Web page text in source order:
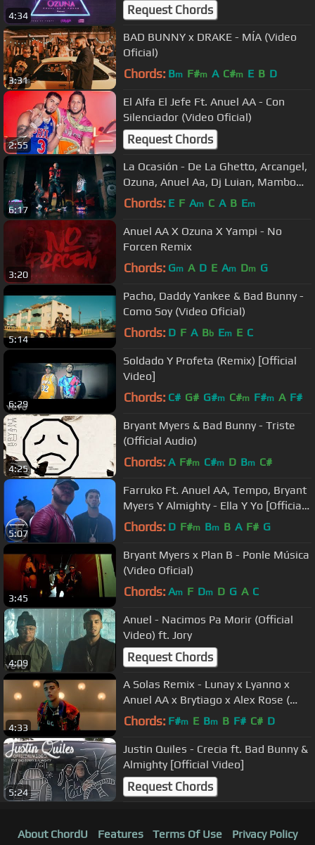
4:34 Request Chords
3:31
BAD BUNNY x DRAKE - MÍA (Video
Oficial)
Chords: Bm F#m A C#m E B D
2:55
El Alfa El Jefe Ft. Anuel AA - Con
Silenciador (Video Oficial)
Request Chords
6:17
La Ocasión - De La Ghetto, Arcangel,
Ozuna, Anuel Aa, Dj Luian, Mambo
Kingz [Video Oficial]
Chords: E F Am C A B Em
3:20
Anuel AA X Ozuna X Yampi - No
Forcen Remix
Chords: Gm A D E Am Dm G
5:14
Pacho, Daddy Yankee & Bad Bunny -
Como Soy (Video Oficial)
Chords: D F A Bb Em E C
6:29
Soldado Y Profeta (Remix) [Official
Video]
Chords: C# G# G#m C#m F#m A F#
4:25
Bryant Myers & Bad Bunny - Triste
(Official Audio)
Chords: A F#m C#m D Bm C#
5:07
Farruko Ft. Anuel AA, Tempo, Bryant
Myers Y Almighty - Ella Y Yo [Official
Video]
Chords: D F#m Bm B A F# G
3:45
Bryant Myers x Plan B - Ponle Música
(Video Oficial)
Chords: Am F Dm D G A C
4:09
Anuel - Nacimos Pa Morir (Official
Video) ft. Jory
Request Chords
4:33
A Solas Remix - Lunay x Lyanno x
Anuel AA x Brytiago x Alex Rose (
Video Oficial )
Chords: F#m E Bm B F# C# D
5:24
Justin Quiles - Crecia ft. Bad Bunny &
Almighty [Official Video]
Request Chords
About ChordU Features Terms Of Use Privacy Policy